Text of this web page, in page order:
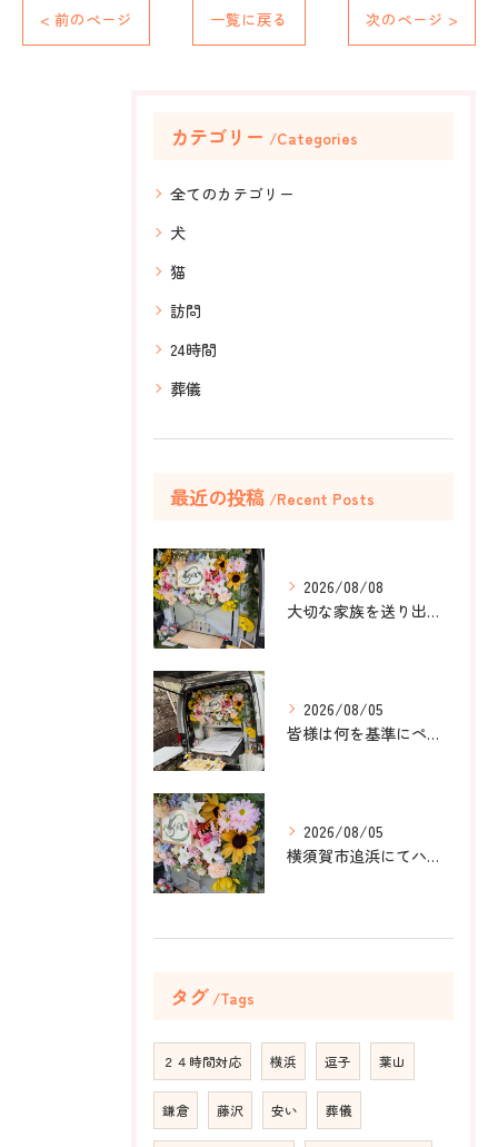
< 前のページ 一覧に戻る 次のページ >
カテゴリー Categories
全てのカテゴリー
犬
猫
訪問
24時間
葬儀
最近の投稿 Recent Posts
2026/08/08
大切な家族を送り出すお手伝いをしました。
2026/08/05
皆様は何を基準にペット葬儀社を選びますか？
2026/08/05
横須賀市追浜にてハムスターのみかんちゃんのペット火葬のお手伝...
タグ Tags
２４時間対応 横浜 逗子 葉山
鎌倉 藤沢 安い 葬儀